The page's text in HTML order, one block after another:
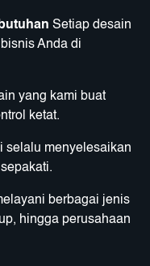
Setiap desain
Anda di
yang kami buat
ketat.
selalu menyelesaikan
berbagai jenis
hingga perusahaan